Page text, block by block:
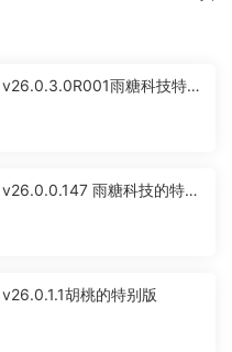
雨糖科技特别
雨糖科技的特别
胡桃的特别版